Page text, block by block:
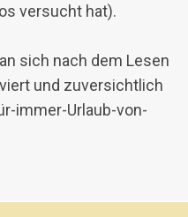
versucht hat).
sich nach dem Lesen
und zuversichtlich
immer-Urlaub-von-